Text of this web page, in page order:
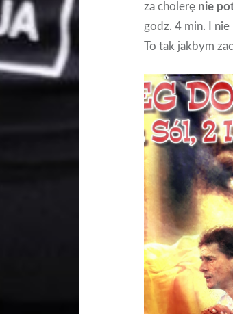
za cholerę nie
godz. 4 min. I
To tak jakbym